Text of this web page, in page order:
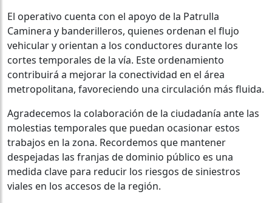
El operativo cuenta con el apoyo de la Patrulla
Caminera y banderilleros, quienes ordenan el flujo
vehicular y orientan a los conductores durante los
cortes temporales de la vía. Este ordenamiento
contribuirá a mejorar la conectividad en el área
metropolitana, favoreciendo una circulación más fluida.
Agradecemos la colaboración de la ciudadanía ante las
molestias temporales que puedan ocasionar estos
trabajos en la zona. Recordemos que mantener
despejadas las franjas de dominio público es una
medida clave para reducir los riesgos de siniestros
viales en los accesos de la región.